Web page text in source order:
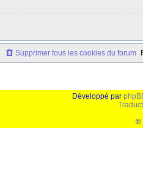
Supprimer tous les cookies du forum
Développé par
©